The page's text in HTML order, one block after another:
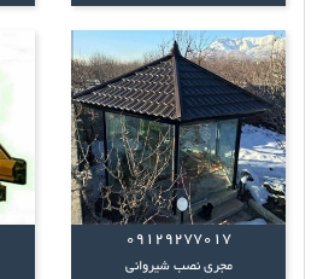
09129277017
مجری نصب شیروانی